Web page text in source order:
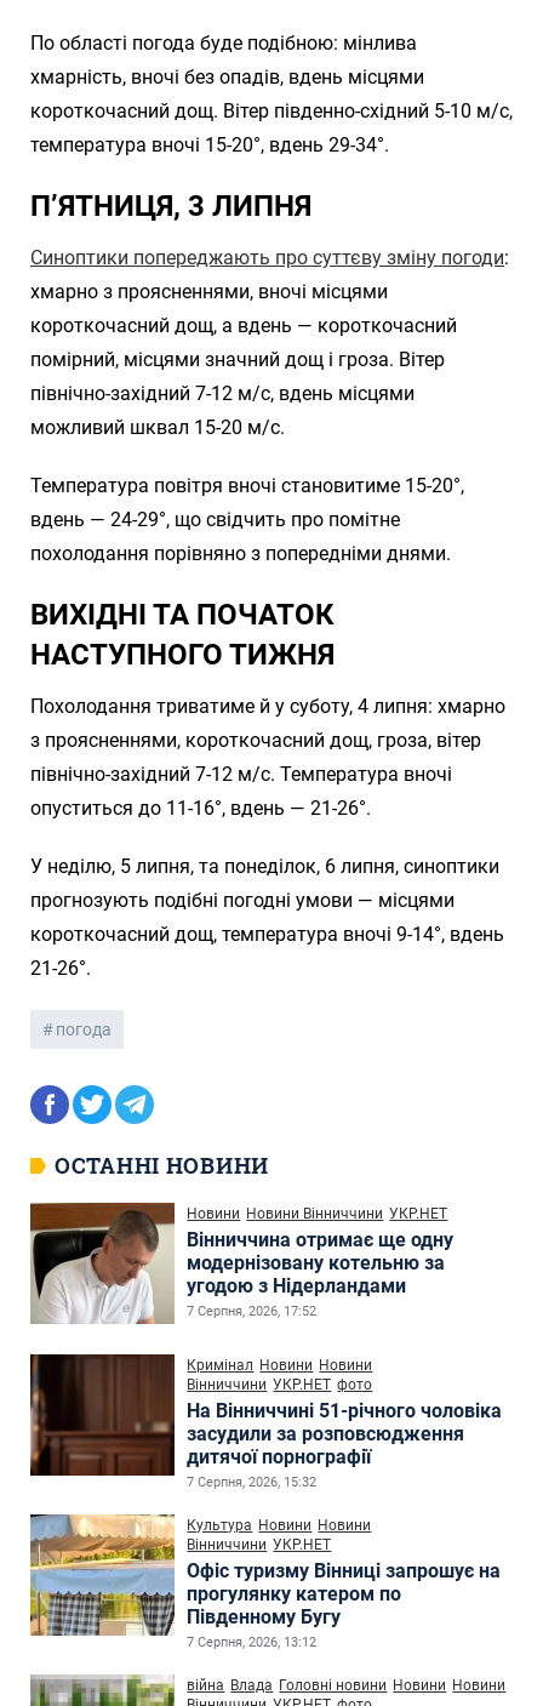
По області погода буде подібною: мінлива
хмарність, вночі без опадів, вдень місцями
короткочасний дощ. Вітер південно-східний 5-10 м/с,
температура вночі 15-20°, вдень 29-34°.
П’ЯТНИЦЯ, 3 ЛИПНЯ
Синоптики попереджають про суттєву зміну погоди:
хмарно з проясненнями, вночі місцями
короткочасний дощ, а вдень — короткочасний
помірний, місцями значний дощ і гроза. Вітер
північно-західний 7-12 м/с, вдень місцями
можливий шквал 15-20 м/с.
Температура повітря вночі становитиме 15-20°,
вдень — 24-29°, що свідчить про помітне
похолодання порівняно з попередніми днями.
ВИХІДНІ ТА ПОЧАТОК
НАСТУПНОГО ТИЖНЯ
Похолодання триватиме й у суботу, 4 липня: хмарно
з проясненнями, короткочасний дощ, гроза, вітер
північно-західний 7-12 м/с. Температура вночі
опуститься до 11-16°, вдень — 21-26°.
У неділю, 5 липня, та понеділок, 6 липня, синоптики
прогнозують подібні погодні умови — місцями
короткочасний дощ, температура вночі 9-14°, вдень
21-26°.
погода
ОСТАННІ НОВИНИ
Новини Новини Вінниччини УКР.НЕТ
Вінниччина отримає ще одну
модернізовану котельню за
угодою з Нідерландами
7 Серпня, 2026, 17:52
Кримінал Новини Новини
Вінниччини УКР.НЕТ фото
На Вінниччині 51-річного чоловіка
засудили за розповсюдження
дитячої порнографії
7 Серпня, 2026, 15:32
Культура Новини Новини
Вінниччини УКР.НЕТ
Офіс туризму Вінниці запрошує на
прогулянку катером по
Південному Бугу
7 Серпня, 2026, 13:12
війна Влада Головні новини Новини Новини